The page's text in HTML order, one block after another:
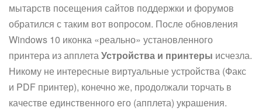
мытарств посещения сайтов поддержки и форумов
обратился с таким вот вопросом. После обновления
Windows 10 иконка «реально» установленного
принтера из апплетаУстройства и принтеры исчезла.
Никому не интересные виртуальные устройства (Факс
и PDF принтер), конечно же, продолжали торчать в
качестве единственного его (апплета) украшения.